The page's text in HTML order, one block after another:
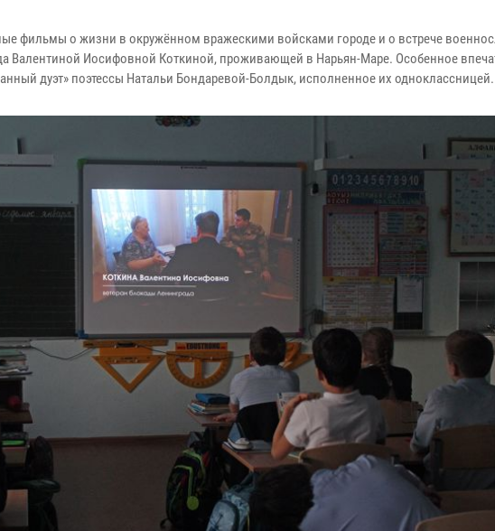
фильмы о жизни в окружённом вражескими войсками городе и о встрече
Валентиной Иосифовной Коткиной, проживающей в Нарьян-Маре. Особенное
дуэт» поэтессы Натальи Бондаревой-Болдык, исполненное их одноклассницей.